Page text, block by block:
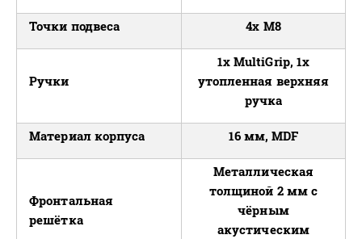
Точки подвеса 4x M8
Ручки
1x MultiGrip, 1x
утопленная верхняя
ручка
Материал корпуса 16 мм, MDF
Фронтальная
решётка
Металлическая
толщиной 2 мм с
чёрным
акустическим